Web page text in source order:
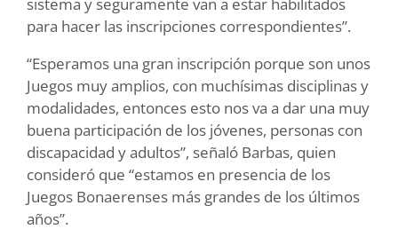
para hacer las inscripciones correspondientes”.
“Esperamos una gran inscripción porque son unos
Juegos muy amplios, con muchísimas disciplinas y
modalidades, entonces esto nos va a dar una muy
buena participación de los jóvenes, personas con
discapacidad y adultos”, señaló Barbas, quien
consideró que “estamos en presencia de los
Juegos Bonaerenses más grandes de los últimos
años”.